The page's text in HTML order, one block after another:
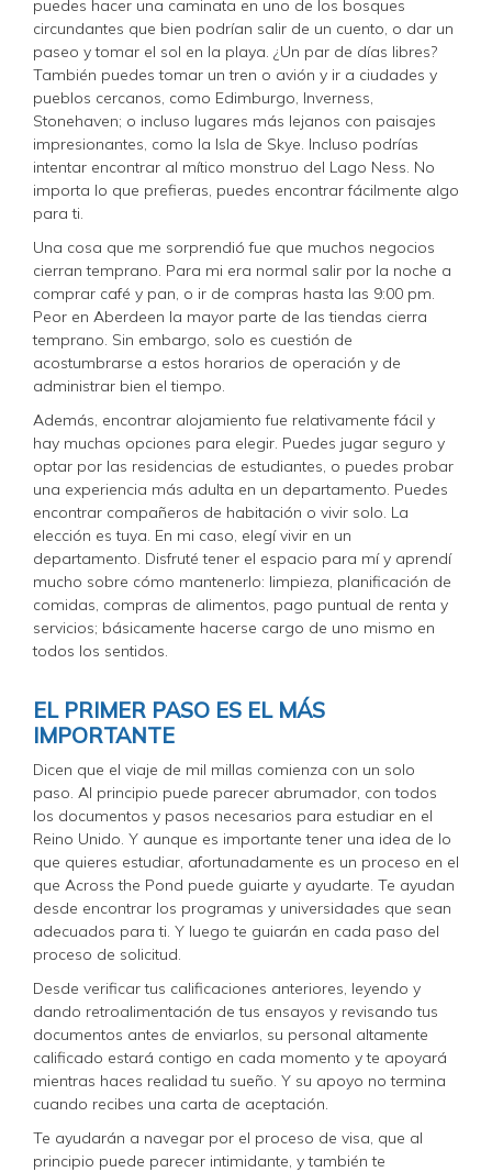
puedes hacer una caminata en uno de los bosques
circundantes que bien podrían salir de un cuento, o dar un
paseo y tomar el sol en la playa. ¿Un par de días libres?
También puedes tomar un tren o avión y ir a ciudades y
pueblos cercanos, como Edimburgo, Inverness,
Stonehaven; o incluso lugares más lejanos con paisajes
impresionantes, como la Isla de Skye. Incluso podrías
intentar encontrar al mítico monstruo del Lago Ness. No
importa lo que prefieras, puedes encontrar fácilmente algo
para ti.
Una cosa que me sorprendió fue que muchos negocios
cierran temprano. Para mi era normal salir por la noche a
comprar café y pan, o ir de compras hasta las 9:00 pm.
Peor en Aberdeen la mayor parte de las tiendas cierra
temprano. Sin embargo, solo es cuestión de
acostumbrarse a estos horarios de operación y de
administrar bien el tiempo.
Además, encontrar alojamiento fue relativamente fácil y
hay muchas opciones para elegir. Puedes jugar seguro y
optar por las residencias de estudiantes, o puedes probar
una experiencia más adulta en un departamento. Puedes
encontrar compañeros de habitación o vivir solo. La
elección es tuya. En mi caso, elegí vivir en un
departamento. Disfruté tener el espacio para mí y aprendí
mucho sobre cómo mantenerlo: limpieza, planificación de
comidas, compras de alimentos, pago puntual de renta y
servicios; básicamente hacerse cargo de uno mismo en
todos los sentidos.
EL PRIMER PASO ES EL MÁS
IMPORTANTE
Dicen que el viaje de mil millas comienza con un solo
paso. Al principio puede parecer abrumador, con todos
los documentos y pasos necesarios para estudiar en el
Reino Unido. Y aunque es importante tener una idea de lo
que quieres estudiar, afortunadamente es un proceso en el
que Across the Pond puede guiarte y ayudarte. Te ayudan
desde encontrar los programas y universidades que sean
adecuados para ti. Y luego te guiarán en cada paso del
proceso de solicitud.
Desde verificar tus calificaciones anteriores, leyendo y
dando retroalimentación de tus ensayos y revisando tus
documentos antes de enviarlos, su personal altamente
calificado estará contigo en cada momento y te apoyará
mientras haces realidad tu sueño. Y su apoyo no termina
cuando recibes una carta de aceptación.
Te ayudarán a navegar por el proceso de visa, que al
principio puede parecer intimidante, y también te